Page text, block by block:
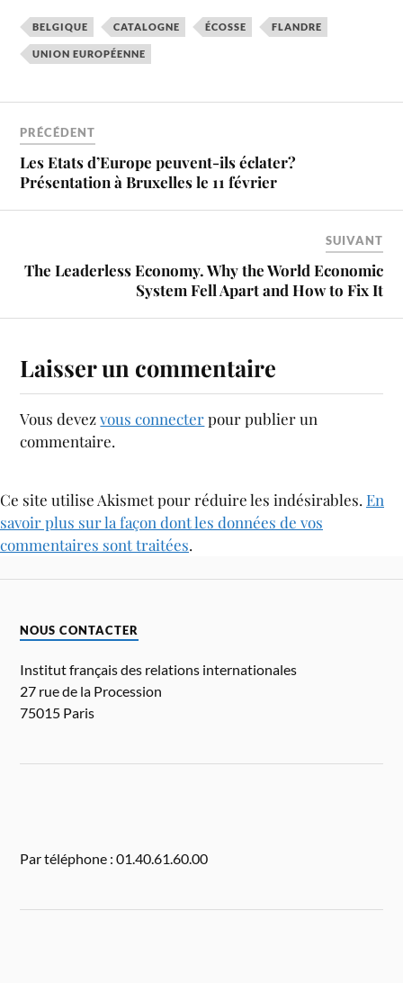
BELGIQUE CATALOGNE ÉCOSSE FLANDRE
UNION EUROPÉENNE
PRÉCÉDENT
Les Etats d’Europe peuvent-ils éclater?
Présentation à Bruxelles le 11 février
SUIVANT
The Leaderless Economy. Why the World Economic
System Fell Apart and How to Fix It
Laisser un commentaire
Vous devezvous connecterpour publier un
commentaire.
Ce site utilise Akismet pour réduire les indésirables. En
savoir plus sur la façon dont les données de vos
commentaires sont traitées.
NOUS CONTACTER
Institut français des relations internationales
27 rue de la Procession
75015 Paris
Par téléphone : 01.40.61.60.00